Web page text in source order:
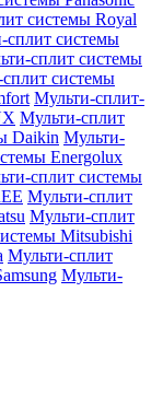
системы Royal
сплит системы
сплит системы
системы
Мульти-сплит-
Мульти-сплит
Daikin Мульти-
Energolux
сплит системы
Мульти-сплит
Мульти-сплит
Mitsubishi
Мульти-сплит
Мульти-